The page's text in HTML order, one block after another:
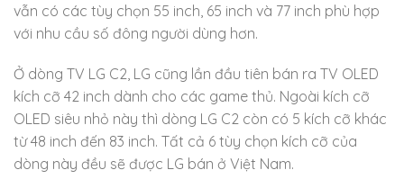
vẫn có các tùy chọn 55 inch, 65 inch và 77 inch phù hợp
với nhu cầu số đông người dùng hơn.
Ở dòng TV LG C2, LG cũng lần đầu tiên bán ra TV OLED
kích cỡ 42 inch dành cho các game thủ. Ngoài kích cỡ
OLED siêu nhỏ này thì dòng LG C2 còn có 5 kích cỡ khác
từ 48 inch đến 83 inch. Tất cả 6 tùy chọn kích cỡ của
dòng này đều sẽ được LG bán ở Việt Nam.